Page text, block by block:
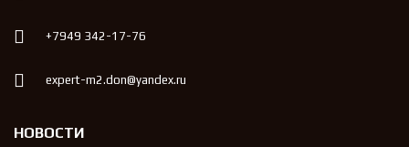
+7949 342-17-76
expert-m2.don@yandex.ru
НОВОСТИ